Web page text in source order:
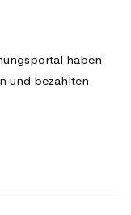
haben
und bezahlten